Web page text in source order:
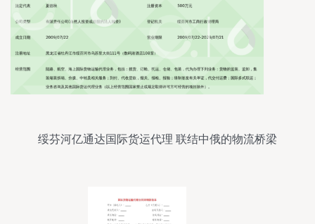
绥芬河亿通达国际货运代理 联结中俄的物流桥梁